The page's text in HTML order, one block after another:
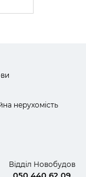
нерухомість
Відділ Новобудов